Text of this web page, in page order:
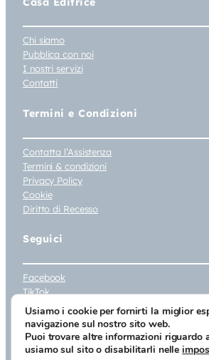
Chi siamo
Pubblica con noi
I nostri servizi
Contatti
Termini e Condizioni
Contatta l’Assistenza
Termini & condizioni
Privacy Policy
Cookie
Diritto di Recesso
Seguici
Facebook
TikTok
Instagram
Youtube
© 2026 Tau Editrice Srl Unipersonale – Via
(PG) – Iscrizione registro Imprese PG – 205459
Usiamo i cookie per fornirti la miglior
navigazione sul nostro sito web.
Puoi trovare altre informazioni riguardo
usiamo sul sito o disabilitarli nelle